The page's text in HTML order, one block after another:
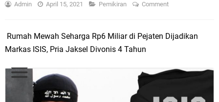
Admin April 15, 2021 Pemikiran Comment
Rumah Mewah Seharga Rp6 Miliar di Pejaten Dijadikan
Markas ISIS, Pria Jaksel Divonis 4 Tahun